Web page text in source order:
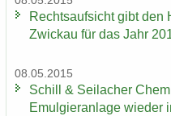
Rechts­auf­sicht gibt den
Zwi­ckau für das Jahr
08.05.2015
Schill & Seil­a­cher
Emul­gier­an­la­ge wie­der